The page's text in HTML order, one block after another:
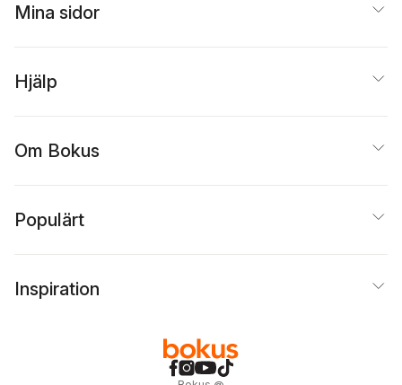
Mina sidor
Hjälp
Om Bokus
Populärt
Inspiration